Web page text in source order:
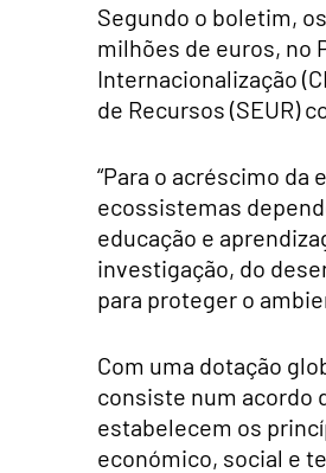
Segundo o boletim,
milhões de euros, no
Internacionalização
de Recursos (SEUR)
“Para o acréscimo da
ecossistemas
educação e
investigação, do
para proteger o
Com uma dotação
consiste num acordo
estabelecem os
económico, social e